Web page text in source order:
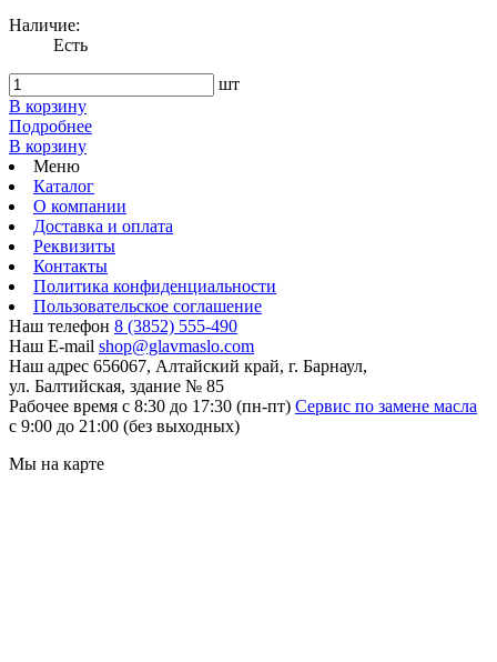
Наличие:
Есть
шт
В корзину
Подробнее
В корзину
Меню
Каталог
О компании
Доставка и оплата
Реквизиты
Контакты
Политика конфиденциальности
Пользовательское соглашение
Наш телефон 8 (3852) 555-490
Наш E-mail shop@glavmaslo.com
Наш адрес 656067, Алтайский край, г. Барнаул,
ул. Балтийская, здание № 85
Рабочее время с 8:30 до 17:30 (пн-пт) Сервис по замене масла
с 9:00 до 21:00 (без выходных)
Мы на карте